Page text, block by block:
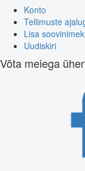
Konto
Tellimuste
Lisa
Uudiskiri
Võta meiega